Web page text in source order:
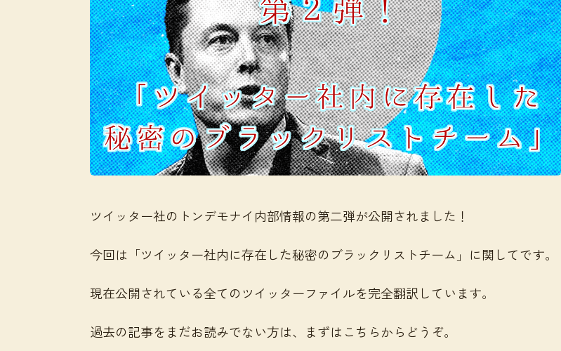
ツイッター社のトンデモナイ内部情報の第二弾が公開されました！
今回は「ツイッター社内に存在した秘密のブラックリストチーム」に関してです。
現在公開されている全てのツイッターファイルを完全翻訳しています。
過去の記事をまだお読みでない方は、まずはこちらからどうぞ。